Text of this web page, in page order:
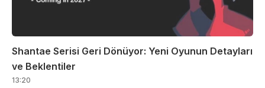
Shantae Serisi Geri Dönüyor: Yeni Oyunun Detayları
ve Beklentiler
13:20